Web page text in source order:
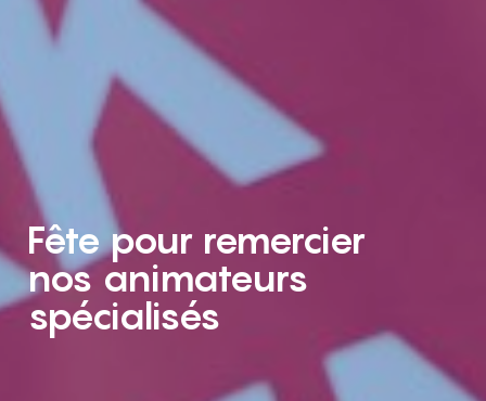
Fête pour remercier
nos animateurs
spécialisés